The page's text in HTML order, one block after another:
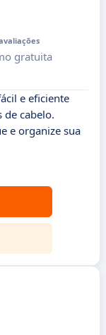
gratuita
e eficiente
de cabelo.
e organize sua